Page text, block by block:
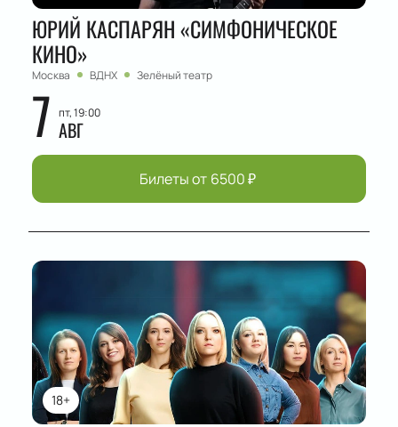
ЮРИЙ КАСПАРЯН «СИМФОНИЧЕСКОЕ
КИНО»
Москва ВДНХ Зелёный театр
7 пт, 19:00
АВГ
Билеты от 6500₽
18+